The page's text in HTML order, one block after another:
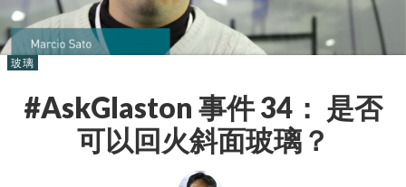
#AskGlaston 事件 34： 是否
可以回火斜面玻璃？
玻璃